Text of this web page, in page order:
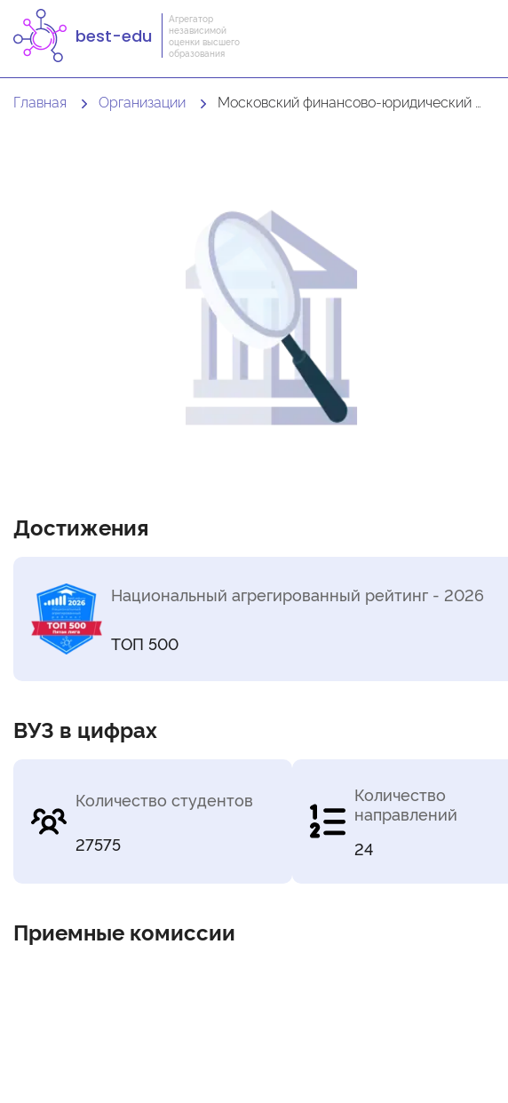
best-edu
Агрегатор
независимой
оценки высшего
образования
Главная Организации Московский финансово-юридический университет МФЮА
Достижения
Национальный агрегированный рейтинг - 2026
ТОП 500
ВУЗ в цифрах
Количество студентов
27575
Количество
направлений
24
Приемные комиссии